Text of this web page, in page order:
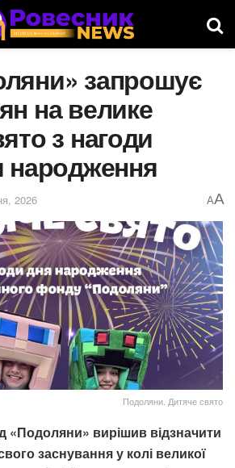
запрошує
на велике
з нагоди
народження
2026 AA
Подоляни. Дитяче свято
«Подоляни» вирішив відзначити
заснування у колі великої